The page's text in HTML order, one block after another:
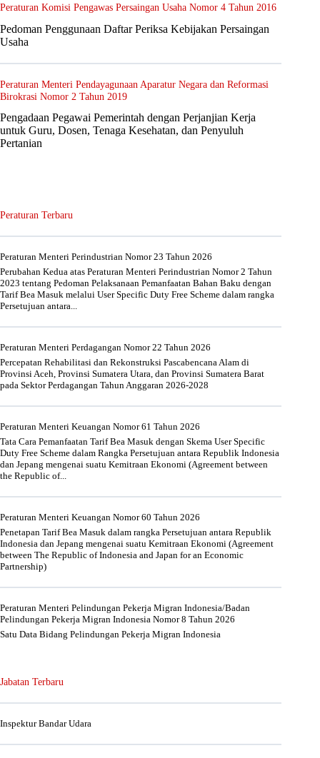
Peraturan Komisi Pengawas Persaingan Usaha Nomor 4 Tahun 2016
Pedoman Penggunaan Daftar Periksa Kebijakan Persaingan
Usaha
Peraturan Menteri Pendayagunaan Aparatur Negara dan Reformasi
Birokrasi Nomor 2 Tahun 2019
Pengadaan Pegawai Pemerintah dengan Perjanjian Kerja
untuk Guru, Dosen, Tenaga Kesehatan, dan Penyuluh
Pertanian
Peraturan Terbaru
Peraturan Menteri Perindustrian Nomor 23 Tahun 2026
Perubahan Kedua atas Peraturan Menteri Perindustrian Nomor 2 Tahun
2023 tentang Pedoman Pelaksanaan Pemanfaatan Bahan Baku dengan
Tarif Bea Masuk melalui User Specific Duty Free Scheme dalam rangka
Persetujuan antara...
Peraturan Menteri Perdagangan Nomor 22 Tahun 2026
Percepatan Rehabilitasi dan Rekonstruksi Pascabencana Alam di
Provinsi Aceh, Provinsi Sumatera Utara, dan Provinsi Sumatera Barat
pada Sektor Perdagangan Tahun Anggaran 2026-2028
Peraturan Menteri Keuangan Nomor 61 Tahun 2026
Tata Cara Pemanfaatan Tarif Bea Masuk dengan Skema User Specific
Duty Free Scheme dalam Rangka Persetujuan antara Republik Indonesia
dan Jepang mengenai suatu Kemitraan Ekonomi (Agreement between
the Republic of...
Peraturan Menteri Keuangan Nomor 60 Tahun 2026
Penetapan Tarif Bea Masuk dalam rangka Persetujuan antara Republik
Indonesia dan Jepang mengenai suatu Kemitraan Ekonomi (Agreement
between The Republic of Indonesia and Japan for an Economic
Partnership)
Peraturan Menteri Pelindungan Pekerja Migran Indonesia/Badan
Pelindungan Pekerja Migran Indonesia Nomor 8 Tahun 2026
Satu Data Bidang Pelindungan Pekerja Migran Indonesia
Jabatan Terbaru
Inspektur Bandar Udara